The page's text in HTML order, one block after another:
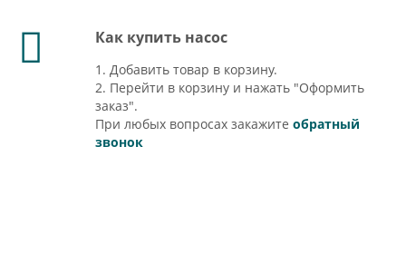
Как купить насос
1. Добавить товар в корзину.
2. Перейти в корзину и нажать "Оформить
заказ".
При любых вопросах закажите обратный
звонок